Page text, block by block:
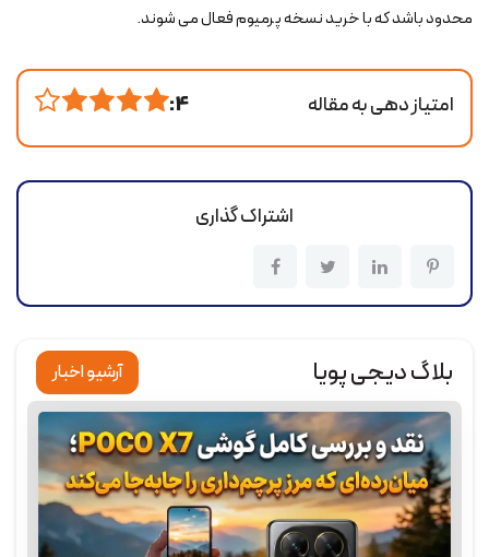
محدود باشد که با خرید نسخه پرمیوم فعال می شوند.
امتیاز دهی به مقاله 4 :
اشتراک گذاری
بلاگ دیجی پویا آرشیو اخبار